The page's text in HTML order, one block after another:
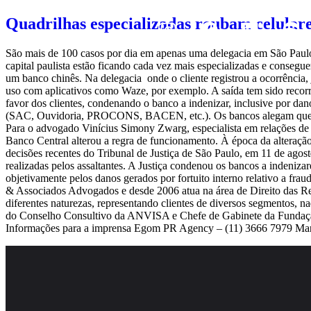
Quadrilhas especializadas roubam
São mais de 100 casos por dia em apenas uma delegacia em São
capital paulista estão ficando cada vez mais especializadas e
um banco chinês. Na delegacia onde o cliente registrou a
uso com aplicativos como Waze, por exemplo. A saída tem sido
favor dos clientes, condenando o banco a indenizar, inclusive por
(SAC, Ouvidoria, PROCONS, BACEN, etc.). Os bancos alegam
Para o advogado Vinícius Simony Zwarg, especialista em relações
Banco Central alterou a regra de funcionamento. À época da
decisões recentes do Tribunal de Justiça de São Paulo, em 11 de
realizadas pelos assaltantes. A Justiça condenou os bancos a
objetivamente pelos danos gerados por fortuito interno relativo a
& Associados Advogados e desde 2006 atua na área de Direito das
diferentes naturezas, representando clientes de diversos
do Conselho Consultivo da ANVISA e Chefe de Gabinete da
Informações para a imprensa Egom PR Agency – (11) 3666 7979